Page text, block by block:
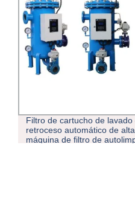
lavado de
de alta calidad
autolimpieza Con